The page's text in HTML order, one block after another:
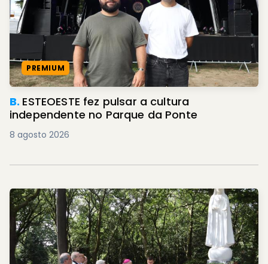
PREMIUM
B. ESTEOESTE fez pulsar a cultura
independente no Parque da Ponte
8 agosto 2026